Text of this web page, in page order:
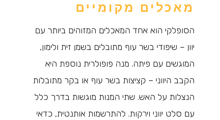
מאכלים מקומיים
הסופלקי הוא אחד המאכלים המזוהים ביותר עם
יוון – שיפודי בשר עוף מתובלים בשמן זית ולימון,
המוגשים עם פיתה. מנה פופולרית נוספת היא
הקבב היווני – קציצות בשר עוף או בקר מתובלות
הנצלות על האש. שתי המנות מוגשות בדרך כלל
עם סלט יווני וירקות. להתרשמות אותנטית, כדאי